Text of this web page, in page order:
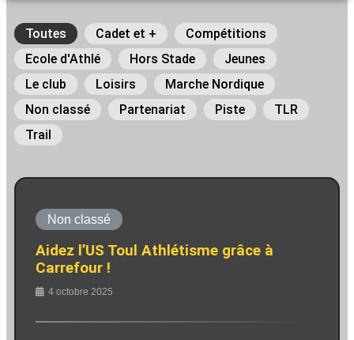
Toutes Cadet et +
Compétitions
Ecole d'Athlé
Hors Stade
Jeunes
Le club
Loisirs
Marche Nordique
Non classé
Partenariat Piste
TLR
Trail
Non classé
Aidez l’US Toul Athlétisme grâce à
Carrefour !
4 octobre 2025